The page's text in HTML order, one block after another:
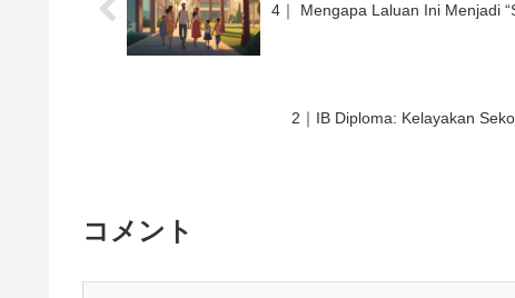
4｜ Mengapa Laluan Ini Menjadi
2｜IB Diploma: Kelayakan
コメント